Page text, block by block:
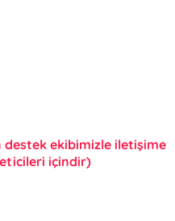
destek ekibimizle iletişime
içindir)